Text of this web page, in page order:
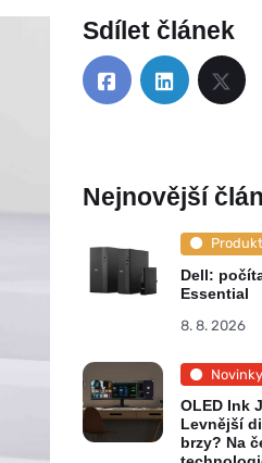
Sdílet článek
Nejnovější
Dell:
Essential
8. 8. 2026
Novinky
OLED Ink
Levnější
brzy? Na